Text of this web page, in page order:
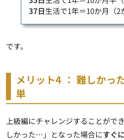
37日生活で1年＝10か月（2
です。
メリット4 ： 難しかっ
単
上級編にチャレンジすることがで
しかった…」となった場合にすぐ